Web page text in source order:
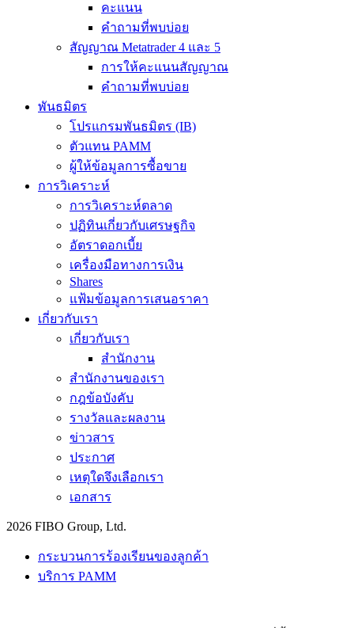
คะแนน
คำถามที่พบบ่อย
สัญญาณ Metatrader 4 และ 5
การให้คะแนนสัญญาณ
คำถามที่พบบ่อย
พันธมิตร
โปรแกรมพันธมิตร (IB)
ตัวแทน PAMM
ผู้ให้ข้อมูลการซื้อขาย
การวิเคราะห์
การวิเคราะห์ตลาด
ปฏิทินเกี่ยวกับเศรษฐกิจ
อัตราดอกเบี้ย
เครื่องมือทางการเงิน
Shares
แฟ้มข้อมูลการเสนอราคา
เกี่ยวกับเรา
เกี่ยวกับเรา
สำนักงาน
สำนักงานของเรา
กฎข้อบังคับ
รางวัลและผลงาน
ข่าวสาร
ประกาศ
เหตุใดจึงเลือกเรา
เอกสาร
2026 FIBO Group, Ltd.
กระบวนการร้องเรียนของลูกค้า
บริการ PAMM